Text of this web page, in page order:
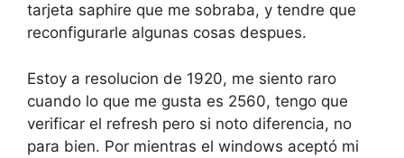
tarjeta saphire que me sobraba, y tendre que
reconfigurarle algunas cosas despues.
Estoy a resolucion de 1920, me siento raro
cuando lo que me gusta es 2560, tengo que
verificar el refresh pero si noto diferencia, no
para bien. Por mientras el windows aceptó mi